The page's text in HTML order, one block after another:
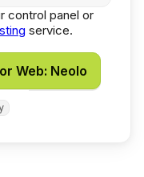
control panel or
service.
Web: Neolo